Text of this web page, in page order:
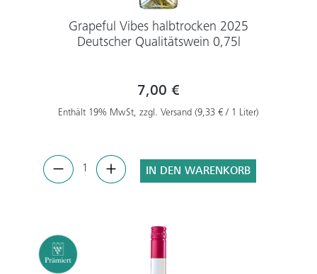
Grapeful Vibes halbtrocken 2025
Deutscher Qualitätswein 0,75l
7,00 €
Enthält 19% MwSt, zzgl. Versand (9,33 € / 1 Liter)
IN DEN WARENKORB